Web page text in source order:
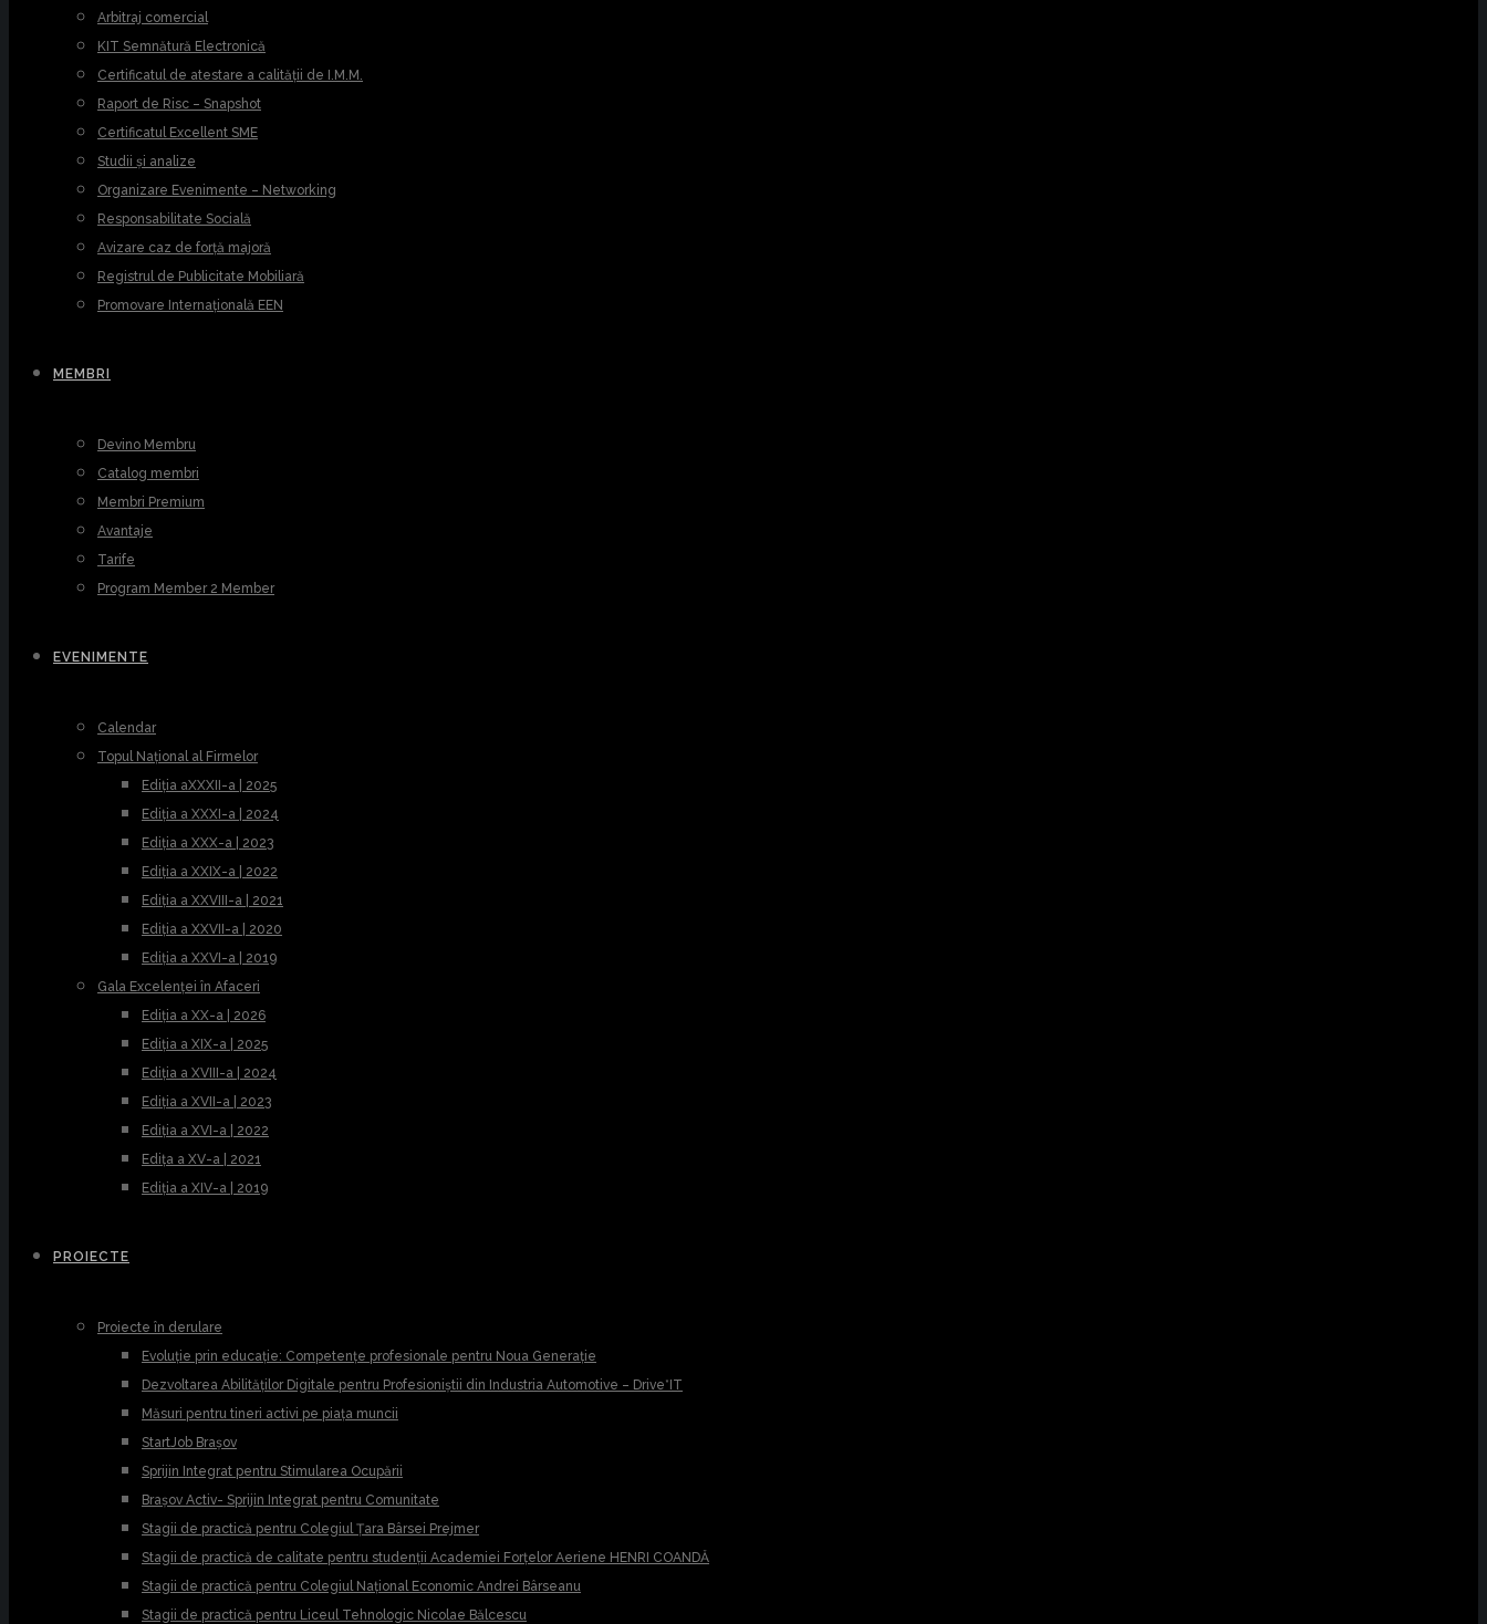
Arbitraj comercial
KIT Semnătură Electronică
Certificatul de atestare a calității de I.M.M.
Raport de Risc – Snapshot
Certificatul Excellent SME
Studii și analize
Organizare Evenimente – Networking
Responsabilitate Socială
Avizare caz de forță majoră
Registrul de Publicitate Mobiliară
Promovare Internațională EEN
MEMBRI
Devino Membru
Catalog membri
Membri Premium
Avantaje
Tarife
Program Member 2 Member
EVENIMENTE
Calendar
Topul Național al Firmelor
Ediția aXXXII-a | 2025
Ediția a XXXI-a | 2024
Ediția a XXX-a | 2023
Ediția a XXIX-a | 2022
Ediția a XXVIII-a | 2021
Ediția a XXVII-a | 2020
Ediția a XXVI-a | 2019
Gala Excelenței în Afaceri
Ediția a XX-a | 2026
Ediția a XIX-a | 2025
Ediția a XVIII-a | 2024
Ediția a XVII-a | 2023
Ediția a XVI-a | 2022
Edița a XV-a | 2021
Ediția a XIV-a | 2019
PROIECTE
Proiecte în derulare
Evoluție prin educație: Competențe profesionale pentru Noua Generație
Dezvoltarea Abilităților Digitale pentru Profesioniștii din Industria Automotive – Drive*IT
Măsuri pentru tineri activi pe piața muncii
StartJob Brașov
Sprijin Integrat pentru Stimularea Ocupării
Brașov Activ- Sprijin Integrat pentru Comunitate
Stagii de practică pentru Colegiul Țara Bârsei Prejmer
Stagii de practică de calitate pentru studenții Academiei Forțelor Aeriene HENRI COANDĂ
Stagii de practică pentru Colegiul Național Economic Andrei Bârseanu
Stagii de practică pentru Liceul Tehnologic Nicolae Bălcescu